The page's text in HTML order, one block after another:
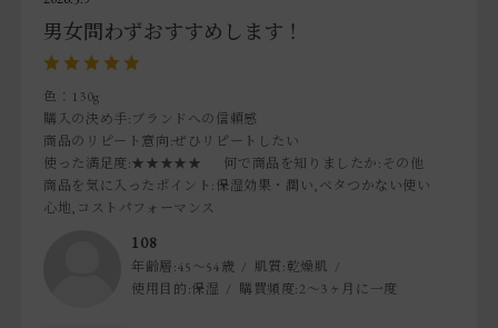
男女問わずおすすめします！
色：130g
購入の決め手:ブランドへの信頼感
商品のリピート意向:ぜひリピートしたい
使った満足度:★★★★★ 何で商品を知りましたか:その他
商品を気に入ったポイント :保湿効果・潤い,ベタつかない使い
心地,コストパフォーマンス
108
年齢層:45～54歳 肌質:乾燥肌
使用目的:保湿 購買頻度:2～3ヶ月に一度